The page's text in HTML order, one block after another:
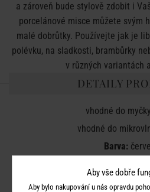
a zároveň bude stylově zdobit i
porcelánové misce můžete svým
malé dobrůtky. Používejte jak je
polévku, na sladkosti, brambůrky
v různých variantách
DETAILY
vhodné do
vhodné do
Barva:
Materiál:
Aby vše dobře
Aby bylo nakupování u nás opravdu